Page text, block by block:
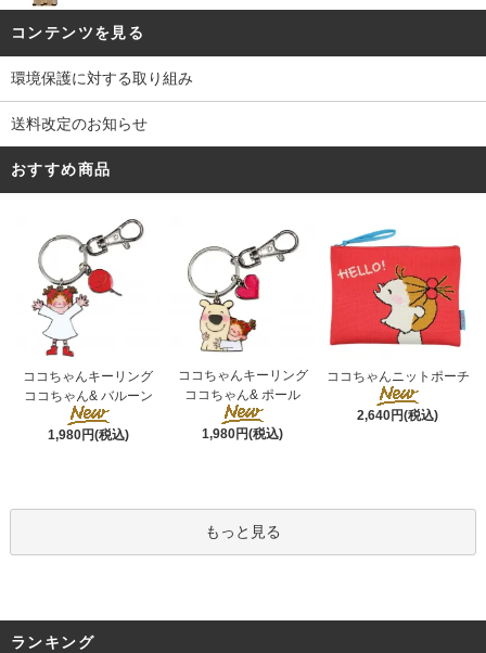
コンテンツを見る
環境保護に対する取り組み
送料改定のお知らせ
おすすめ商品
ココちゃんキーリング
ココちゃん& バルーン
1,980円(税込)
ココちゃんキーリング
ココちゃん& ポール
1,980円(税込)
ココちゃんニットポーチ
2,640円(税込)
もっと見る
ランキング